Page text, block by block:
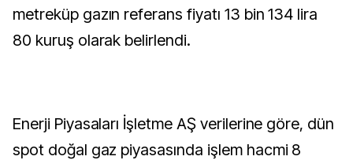
metreküp gazın referans fiyatı 13 bin 134 lira
80 kuruş olarak belirlendi.
Enerji Piyasaları İşletme AŞ verilerine göre, dün
spot doğal gaz piyasasında işlem hacmi 8